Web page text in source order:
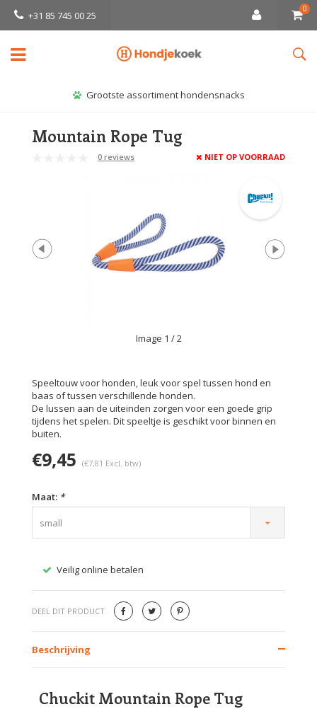
+31 85 745 00 25
0
Grootste assortiment hondensnacks
Mountain Rope Tug
0 reviews NIET OP VOORRAAD
Image 1 / 2
Speeltouw voor honden, leuk voor spel tussen hond en
baas of tussen verschillende honden.
De lussen aan de uiteinden zorgen voor een goede grip
tijdens het spelen. Dit speeltje is geschikt voor binnen en
buiten.
€9,45 (€7,81 Excl. btw)
Maat: *
small
Veilig online betalen
DEEL DIT PRODUCT
Beschrijving
Chuckit Mountain Rope Tug